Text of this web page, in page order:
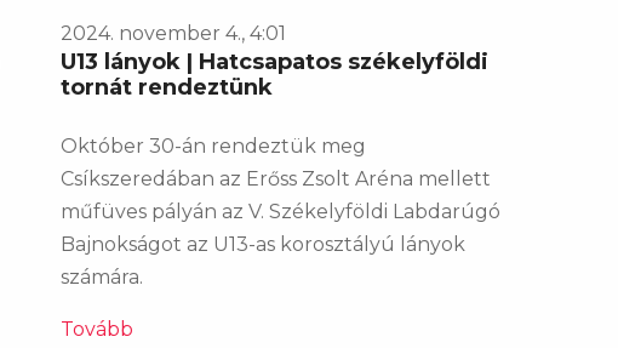
2024. november 4., 4:01
U13 lányok | Hatcsapatos székelyföldi
tornát rendeztünk
Október 30-án rendeztük meg
Csíkszeredában az Erőss Zsolt Aréna mellett
műfüves pályán az V. Székelyföldi Labdarúgó
Bajnokságot az U13-as korosztályú lányok
számára.
Tovább